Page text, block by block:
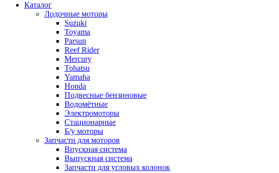
Каталог
Лодочные моторы
Suzuki
Toyama
Parsun
Reef Rider
Mercury
Tohatsu
Yamaha
Honda
Подвесные бензиновые
Водомётные
Электромоторы
Стационарные
Б/у моторы
Запчасти для моторов
Впускная система
Выпускная система
Запчасти для угловых колонок